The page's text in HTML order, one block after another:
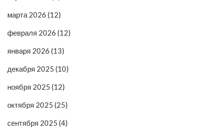
марта 2026 (12)
февраля 2026 (12)
января 2026 (13)
декабря 2025 (10)
ноября 2025 (12)
октября 2025 (25)
сентября 2025 (4)